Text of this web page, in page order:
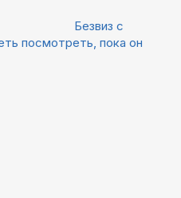
Безвиз с
посмотреть, пока он